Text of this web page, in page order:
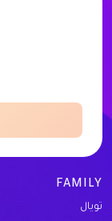
FAMILY
تويال